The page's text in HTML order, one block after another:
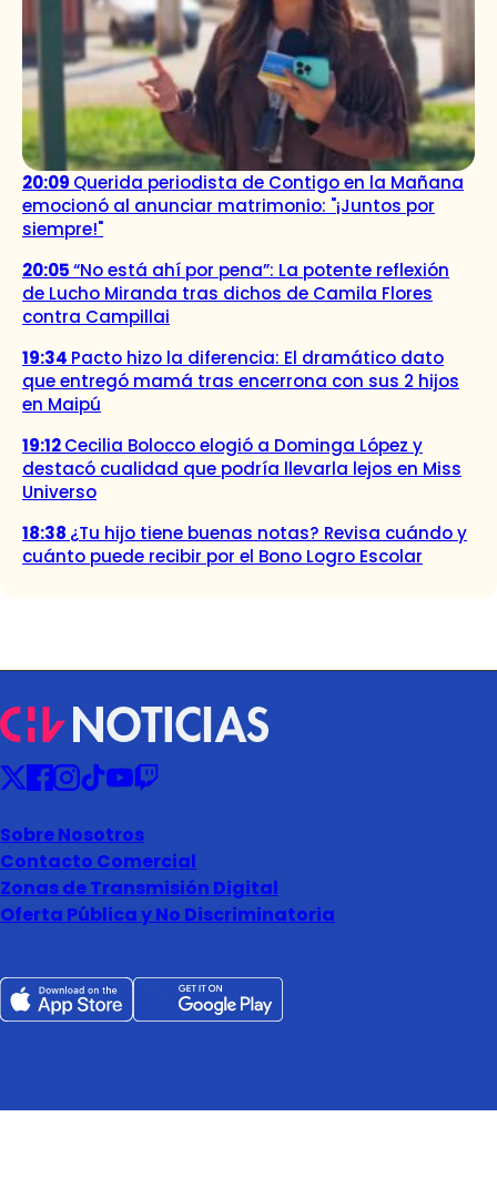
20:09 Querida periodista de Contigo en la Mañana
emocionó al anunciar matrimonio: "¡Juntos por
siempre!"
20:05“No está ahí por pena”: La potente reflexión
de Lucho Miranda tras dichos de Camila Flores
contra Campillai
19:34 Pacto hizo la diferencia: El dramático dato
que entregó mamá tras encerrona con sus 2 hijos
en Maipú
19:12Cecilia Bolocco elogió a Dominga López y
destacó cualidad que podría llevarla lejos en Miss
Universo
18:38 ¿Tu hijo tiene buenas notas? Revisa cuándo y
cuánto puede recibir por el Bono Logro Escolar
Sobre Nosotros
Contacto Comercial
Zonas de Transmisión Digital
Oferta Pública y No Discriminatoria